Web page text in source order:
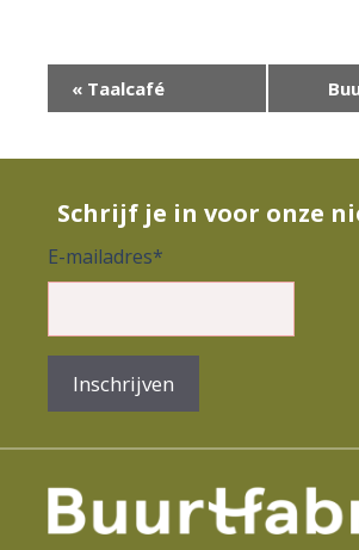
v
e
n
e
m
e
n
t
N
a
v
« Taalcafé
Schrijf je in voor onze
E-mailadres*
Inschrijven